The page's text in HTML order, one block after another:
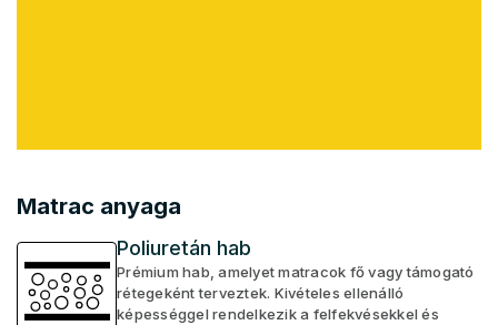
Matrac anyaga
Poliuretán hab
Prémium hab, amelyet matracok fő vagy támogató
rétegeként terveztek. Kivételes ellenálló
képességgel rendelkezik a felfekvésekkel és